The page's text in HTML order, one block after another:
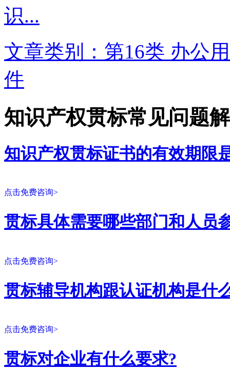
识...
文章类别：第16类 办公
件
知识产权贯标常见问题
知识产权贯标证书的有效期限
点击免费咨询>
贯标具体需要哪些部门和人员
点击免费咨询>
贯标辅导机构跟认证机构是什
点击免费咨询>
贯标对企业有什么要求?